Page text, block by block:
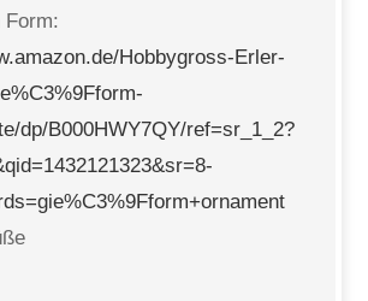
Form:
Hobbygross-Erler-
dp/B000HWY7QY/ref=sr_1_2?